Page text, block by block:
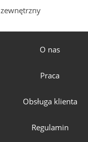
zewnętrzny
O nas
Praca
Obsługa klienta
Regulamin